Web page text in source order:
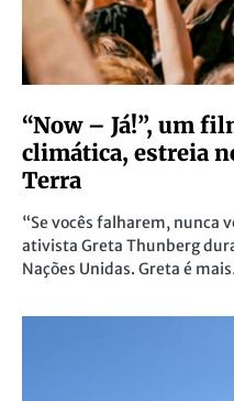
“Now – Já!”, um
climática, estreia
Terra
“Se vocês falharem, nunca
ativista Greta Thunberg
Nações Unidas. Greta é